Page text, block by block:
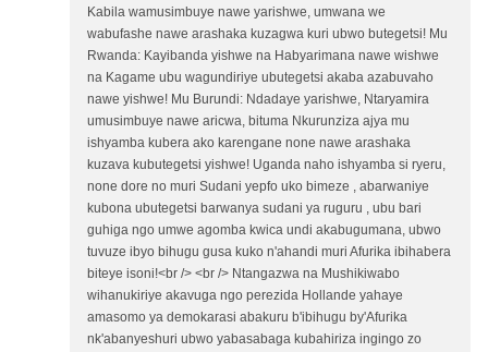
Kabila wamusimbuye nawe yarishwe, umwana we
wabufashe nawe arashaka kuzagwa kuri ubwo butegetsi! Mu
Rwanda: Kayibanda yishwe na Habyarimana nawe wishwe
na Kagame ubu wagundiriye ubutegetsi akaba azabuvaho
nawe yishwe! Mu Burundi: Ndadaye yarishwe, Ntaryamira
umusimbuye nawe aricwa, bituma Nkurunziza ajya mu
ishyamba kubera ako karengane none nawe arashaka
kuzava kubutegetsi yishwe! Uganda naho ishyamba si ryeru,
none dore no muri Sudani yepfo uko bimeze , abarwaniye
kubona ubutegetsi barwanya sudani ya ruguru , ubu bari
guhiga ngo umwe agomba kwica undi akabugumana, ubwo
tuvuze ibyo bihugu gusa kuko n'ahandi muri Afurika ibihabera
biteye isoni!<br /> <br /> Ntangazwa na Mushikiwabo
wihanukiriye akavuga ngo perezida Hollande yahaye
amasomo ya demokarasi abakuru b'ibihugu by'Afurika
nk'abanyeshuri ubwo yabasabaga kubahiriza ingingo zo